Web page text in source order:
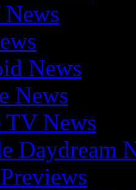
News
News
News
Daydream